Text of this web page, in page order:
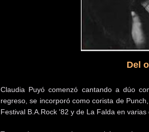
Del
Claudia Puyó comenzó cantando a dúo
regreso, se incorporó como corista de
Festival B.A.Rock '82 y de La Falda en varias